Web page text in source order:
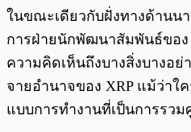
ในขณะเดียวกับฝั่งทางด้านนา
การฝ่ายนักพัฒนาสัมพันธ์ของ
ความคิดเห็นถึงบางสิ่งบางอย่
จายอำนาจของ XRP แม้ว่า
แบบการทำงานที่เป็นการรว